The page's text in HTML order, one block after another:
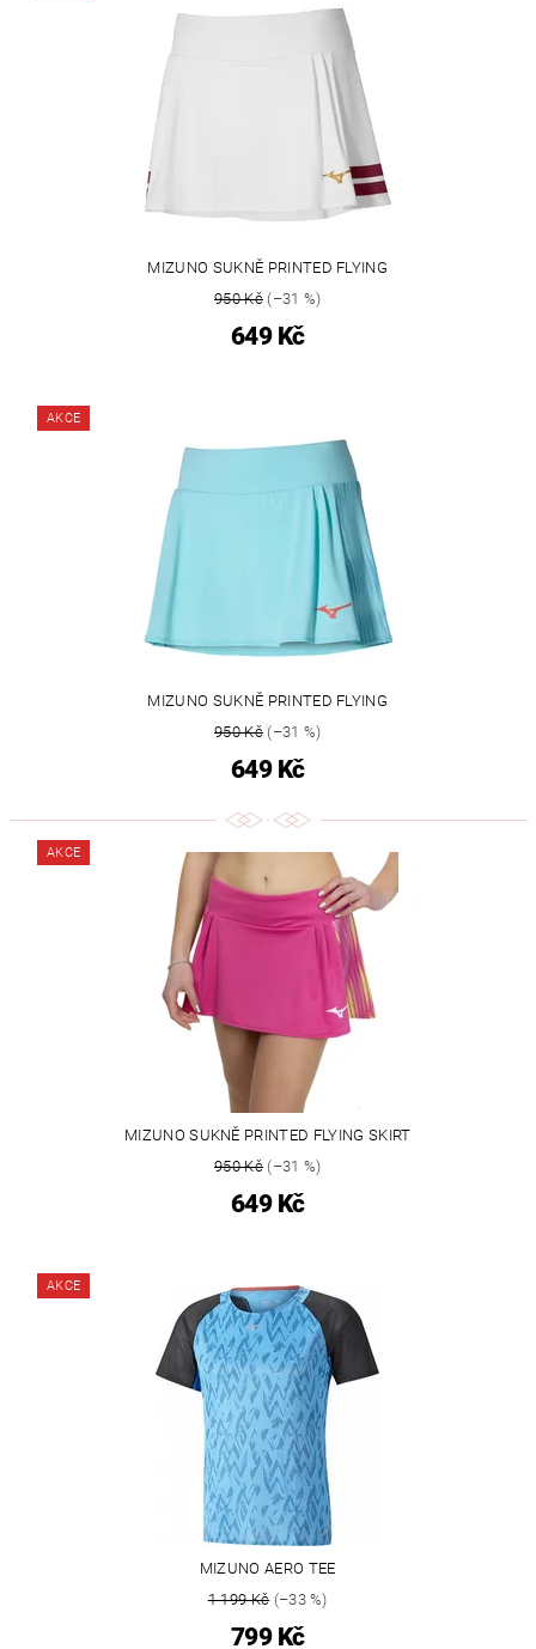
MIZUNO SUKNĚ PRINTED FLYING
950 Kč(–31 %)
649 Kč
AKCE
MIZUNO SUKNĚ PRINTED FLYING
950 Kč(–31 %)
649 Kč
AKCE
MIZUNO SUKNĚ PRINTED FLYING SKIRT
950 Kč(–31 %)
649 Kč
AKCE
MIZUNO AERO TEE
1 199 Kč(–33 %)
799 Kč